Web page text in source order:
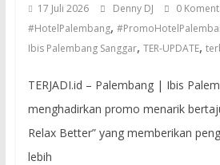
17 Juli 2026 Denny DJ
0
#HotelPalembang,
Ibis Palembang Sanggar, TER-UPDATE,
TERJADI.id – Palembang | Ibis
menghadirkan promo menarik
Relax Better” yang memberikan
lebih